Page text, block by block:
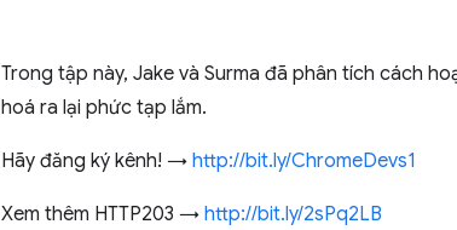
Trong tập này, Jake và Surma đã phân tích cách
hoá ra lại phức tạp lắm.
Hãy đăng ký kênh! → http://bit.ly/ChromeDevs1
Xem thêm HTTP203 → http://bit.ly/2sPq2LB